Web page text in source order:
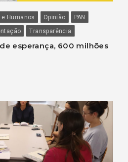
Humanos Opinião
PAN
Transparência
esperança, 600 milhões